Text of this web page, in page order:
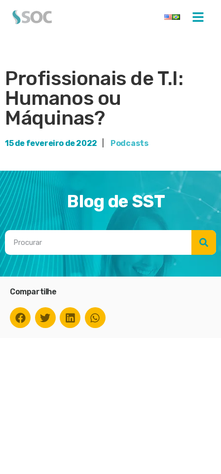
Profissionais de T.I:
Humanos ou
Máquinas?
15 de fevereiro de 2022 Podcasts
Blog de SST
Compartilhe